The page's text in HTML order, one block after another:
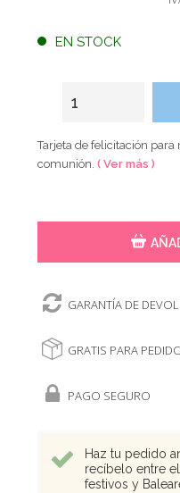
EN STOCK
Tarjeta de felicitación
comunión.( Ver más )
GARANTÍA DE
GRATIS PARA
PAGO SEGURO
Haz tu pedido
recíbelo entre
festivos y